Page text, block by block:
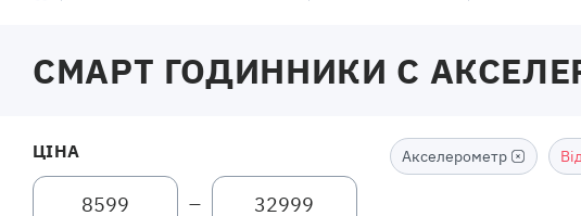
СМАРТ ГОДИННИКИ С
Акселерометр
ЦІНА
—